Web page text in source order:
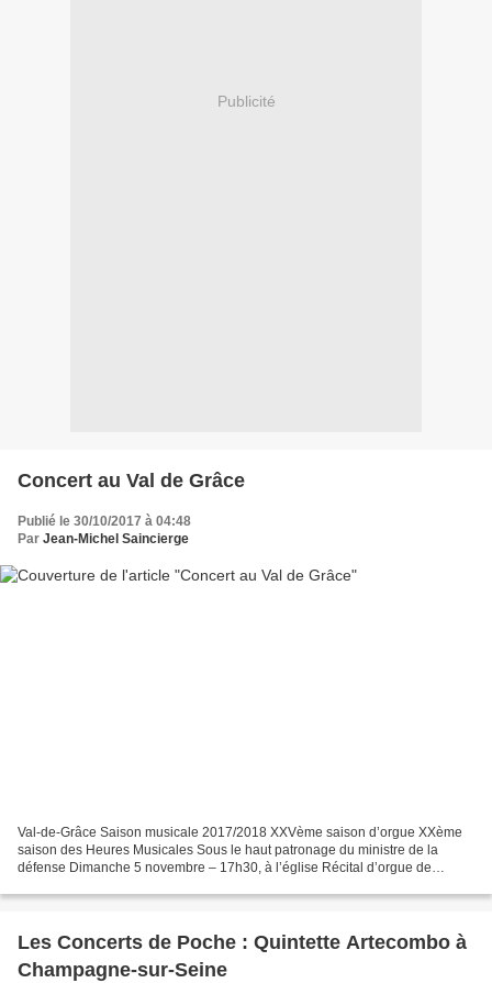
Publicité
Concert au Val de Grâce
Publié le 30/10/2017 à 04:48
Par Jean-Michel Saincierge
Val-de-Grâce Saison musicale 2017/2018 XXVème saison d’orgue XXème
saison des Heures Musicales Sous le haut patronage du ministre de la
défense Dimanche 5 novembre – 17h30, à l’église Récital d’orgue de
Les Concerts de Poche : Quintette Artecombo à
Champagne-sur-Seine